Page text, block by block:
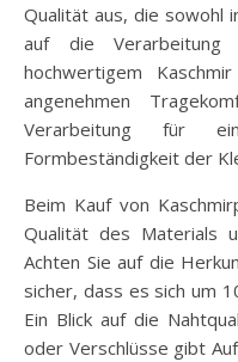
Qualität aus, die sowohl
auf die
hochwertigem
angenehmen
Verarbeitung für
Formbeständigkeit der
Beim Kauf von
Qualität des Materials
Achten Sie auf die
sicher, dass es sich um
Ein Blick auf die
oder Verschlüsse gibt